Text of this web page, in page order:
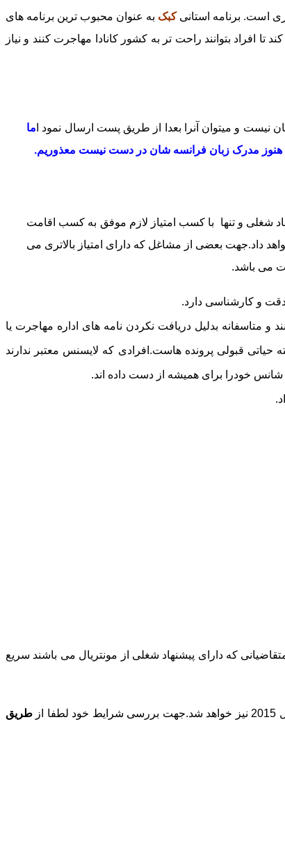
است. برنامه استانیکبک به عنوان محبوب ترین برنامه های
بتوانند راحت تر به کشور کانادا مهاجرت کنند و نیاز
و میتوان آنرا بعدا از طریق پست ارسال نمود ا ما
که هنوز مدرک زبان فرانسه شان در دست نیست معذوریم.
شغلی و تنها با کسب امتیاز لازم موفق به کسب اقامت
داد.جهت بعضی از مشاغل که دارای امتیاز بالاتری می
می باشد.
و کارشناسی دارد.
متاسفانه بدلیل دریافت نکردن نامه های اداره مهاجرت یا
قبولی پرونده هاست.افرادی که لایسنس معتبر ندارند
شانس خودرا برای همیشه از دست داده اند.
، 2 امتیاز اضافی دیگر تعلق خواهد گرفت و این امتیاز از 6 به 8 نمره رسیده است.متقاضیانی که دارای پیشنهاد شغلی از مونتریال می باشند سریع
طریق